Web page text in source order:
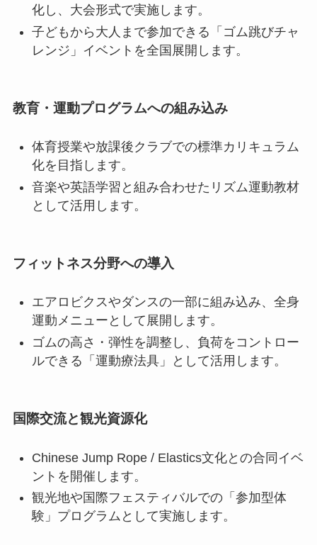
化し、大会形式で実施します。
子どもから大人まで参加できる「ゴム跳びチャ
レンジ」イベントを全国展開します。
教育・運動プログラムへの組み込み
体育授業や放課後クラブでの標準カリキュラム
化を目指します。
音楽や英語学習と組み合わせたリズム運動教材
として活用します。
フィットネス分野への導入
エアロビクスやダンスの一部に組み込み、全身
運動メニューとして展開します。
ゴムの高さ・弾性を調整し、負荷をコントロー
ルできる「運動療法具」として活用します。
国際交流と観光資源化
Chinese Jump Rope / Elastics文化との合同イベ
ントを開催します。
観光地や国際フェスティバルでの「参加型体
験」プログラムとして実施します。